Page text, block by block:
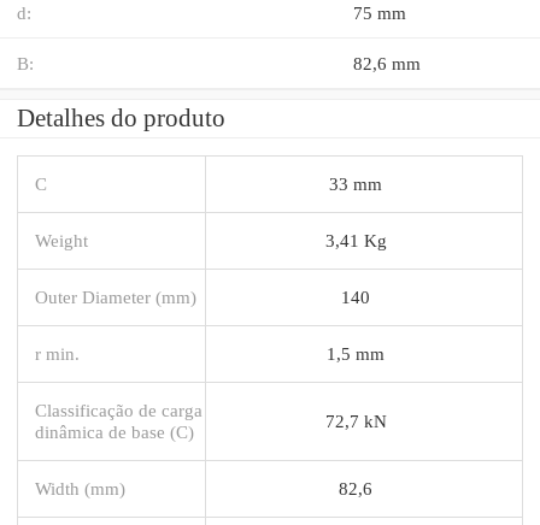
d: 75 mm
B: 82,6 mm
Detalhes do produto
C 33 mm
Weight 3,41 Kg
Outer Diameter (mm) 140
r min. 1,5 mm
Classificação de carga
dinâmica de base (C)
72,7 kN
Width (mm) 82,6